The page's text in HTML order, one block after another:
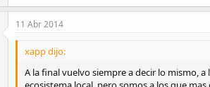
11 Abr 2014
xapp dijo:
A la final vuelvo siempre a decir lo mismo,